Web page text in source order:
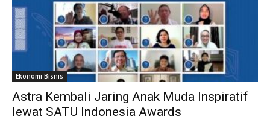
Ekonomi Bisnis
Astra Kembali Jaring Anak Muda Inspiratif
lewat SATU Indonesia Awards